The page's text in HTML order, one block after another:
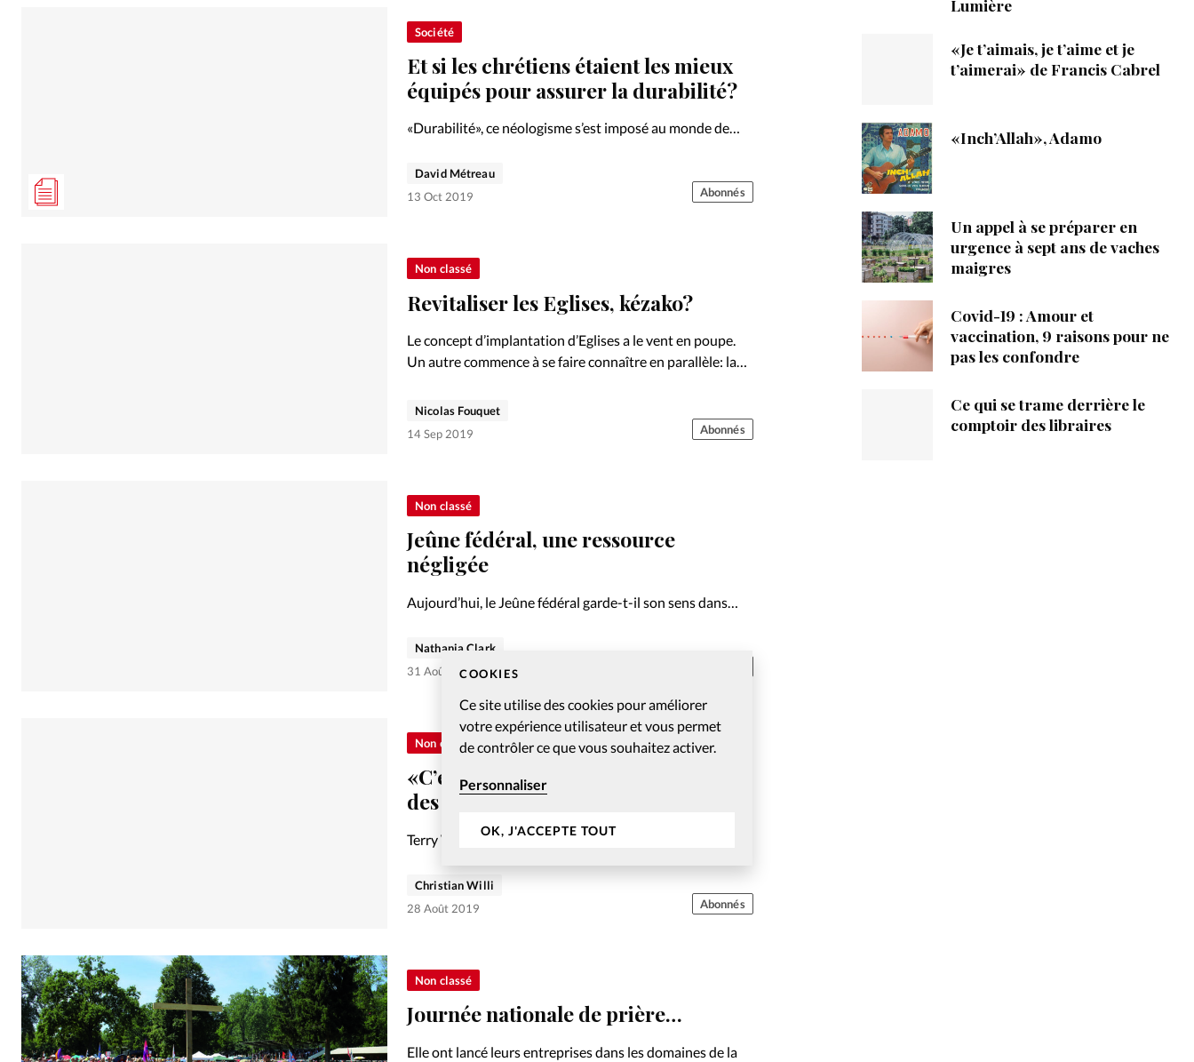
COOKIES
Ce site utilise des cookies pour améliorer
votre expérience utilisateur et vous permet
de contrôler ce que vous souhaitez activer.
Personnaliser
OK, J'ACCEPTE TOUT
Société
Et si les chrétiens étaient les mieux
équipés pour assurer la durabilité?
«Durabilité», ce néologisme s’est imposé au monde de
Un panel d’entrepreneurs croyants témoignent que pour
eux, ces concepts viennent naturellement.
David Métreau
13 Oct 2019
Abonnés
Non classé
Revitaliser les Eglises, kézako?
Le concept d’implantation d’Eglises a le vent en poupe.
Un autre commence à se faire connaître en parallèle: la
Nicolas Fouquet
14 Sep 2019
Abonnés
Non classé
Jeûne fédéral, une ressource
négligée
Aujourd’hui, le Jeûne fédéral garde-t-il son sens dans
Nathania Clark
31 Août 2019
Non classé
«C’est d’abord aux familles de faire
des disciples»
Terry Williams (photo en médaillon) est sollicité dans le
du dimanche à la transmission de la foi. Orateur principal
de la Boîte à outils fin septembre en…
Christian Willi
28 Août 2019
Abonnés
Non classé
Journée nationale de prière…
Elle ont lancé leurs entreprises dans les domaines de la
Lumière
«Je t’aimais, je t’aime et je
t’aimerai» de Francis Cabrel
«Inch’Allah», Adamo
Un appel à se préparer en
urgence à sept ans de vaches
maigres
Covid-19 : Amour et
vaccination, 9 raisons pour ne
pas les confondre
Ce qui se trame derrière le
comptoir des libraires